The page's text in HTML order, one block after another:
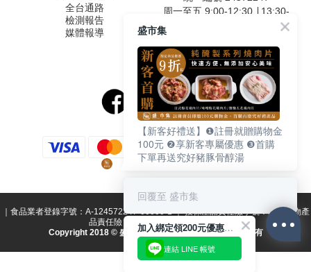
全台通路
檢測報告
媒體報導
周一至五 9:00-12:30 ∣ 13:30-
台北市內湖區南京東路六段
487號9F
｜食品業者登錄字號：A-124572247-00000-1 ｜ 投保產品責任險字號：國泰產物產
品責任險 1516字第15PD02623號｜
Copyright 2018 © 盛和風食集文化股份有限公司 版權所有
盛市集
【新客好禮送】❶註冊就贈購物金
100元 ❷享新客專屬優惠 ❸首購
下單再送究好豬豚骨醇湯
回覆至 盛市集
加入綁定領200元優惠券！
連結 LINE 帳號